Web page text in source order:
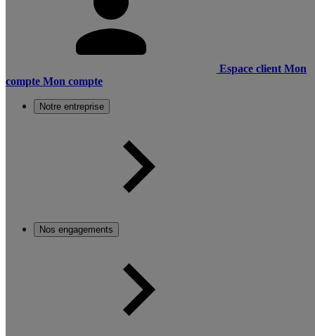
Espace client Mon
compte Mon compte
Notre entreprise
Nos engagements